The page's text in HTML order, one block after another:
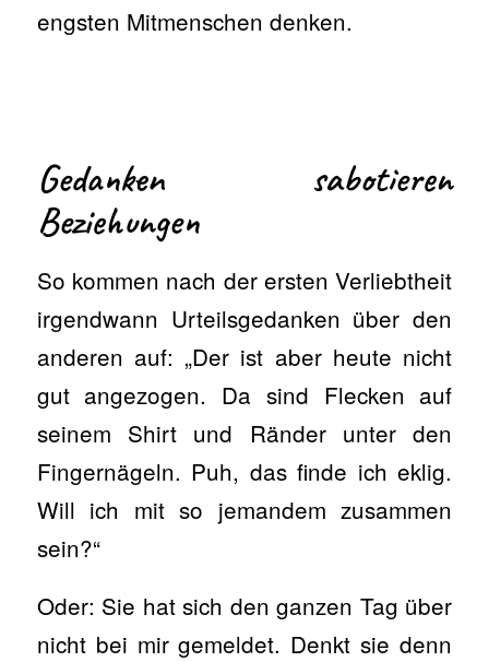
engsten Mitmenschen denken.
Gedanken sabotieren
Beziehungen
So kommen nach der ersten Verliebtheit
irgendwann Urteilsgedanken über den
anderen auf: „Der ist aber heute nicht
gut angezogen. Da sind Flecken auf
seinem Shirt und Ränder unter den
Fingernägeln. Puh, das finde ich eklig.
Will ich mit so jemandem zusammen
sein?“
Oder: Sie hat sich den ganzen Tag über
nicht bei mir gemeldet. Denkt sie denn